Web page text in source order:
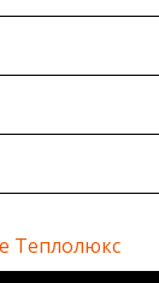
Теплолюкс